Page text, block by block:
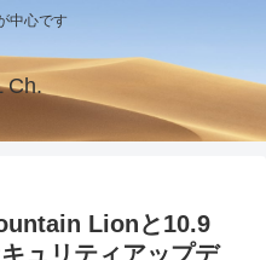
中心です
Ch.
Lionと10.9
ュリティアップデ